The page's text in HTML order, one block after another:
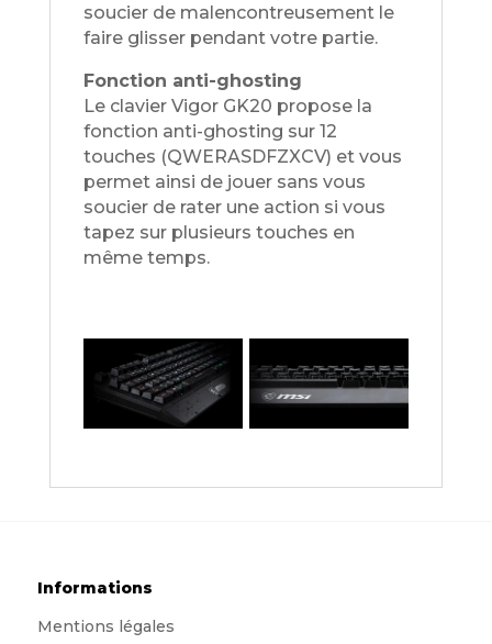
soucier de malencontreusement le
faire glisser pendant votre partie.
Fonction anti-ghosting
Le clavier Vigor GK20 propose la
fonction anti-ghosting sur 12
touches (QWERASDFZXCV) et vous
permet ainsi de jouer sans vous
soucier de rater une action si vous
tapez sur plusieurs touches en
même temps.
Informations
Mentions légales